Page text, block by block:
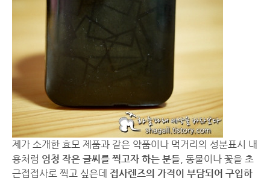
제가 소개한 효모 제품과 같은 약품이나 먹거리의 성분표시 내
용처럼 엄청 작은 글씨를 찍고자 하는 분들 , 동물이나 꽃을 초
근접접사로 찍고 싶은데 접사렌즈의 가격이 부담되어 구입하